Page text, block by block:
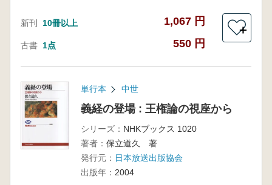
新刊 10冊以上 1,067 円
古書 1点 550 円
＋
単行本 中世
義経の登場 : 王権論の視座から
シリーズ： NHKブックス 1020
著者： 保立道久 著
発行元： 日本放送出版協会
出版年： 2004